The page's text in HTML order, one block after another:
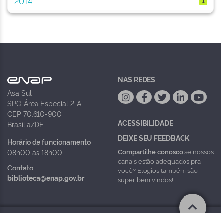
Asa Sul
SPO Área Especial 2-A
CEP 70.610-900
Brasília/DF
Horário de funcionamento
08h00 às 18h00
Contato
biblioteca@enap.gov.br
NAS REDES
ACESSIBILIDADE
DEIXE SEU FEEDBACK
Compartilhe conoscose nossos
canais estão adequados pra
você? Elogios também são
super bem vindos!